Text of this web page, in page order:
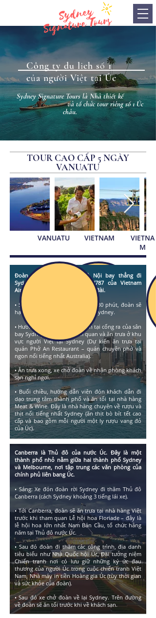
Công ty du lịch số 1
của người Việt tại Úc
TOUR CAO CẤP 5 NGÀY
VANUATU
Sydney Signature Tours là Nhà thiết kế
tổ chức tour riêng số 1 Úc
châu.
VIETNA
M
Đoàn sẽ khởi hành, từ Hà Nội bay thẳng đi
Sydney, trên chuyến bay VN787 của Vietnam
Airlines cất cánh tại sân bay Nội Bài.
• Sau chuyến bay kéo dài 9 giờ 30 phút, đoàn sẽ
hạ cánh xuống sân bay quốc tế Sydney.
• Hướng dẫn viên sẽ đón đoàn tại cổng ra của sân
bay Sydney và chở đi tham quan và ăn trưa ở khu
vực người Việt tại Sydney (Dự kiến ăn trưa tại
quán Phở An Restaurant – quán chuyên phở và
ngon nổi tiếng nhất Australia).
• Ăn trưa xong, xe chở đoàn về nhận phòng khách
sạn nghỉ ngơi.
• Buổi chiều, hướng dẫn viên đón khách dẫn đi
dạo trung tâm thành phố và ăn tối tại nhà hàng
Meat & Wine. Đây lànhà hàng chuyên về rượu và
thịt nổi tiếng nhất Sydney (ăn thịt bò bít tết cao
cấp và bao gồm mỗi người một ly rượu vang đỏ
của Úc).
VIETNAM
VANUATU
Canberra là Thủ đô của nước Úc. Đây là một
thành phố nhỏ nằm giữa hai thành phố Sydney
và Melbourne, nơi tập trung các văn phòng của
chính phủ liên bang Úc.
• Sáng: Xe đón đoàn rời Sydney đi thăm Thủ đô
Canberra (cách Sydney khoảng 3 tiếng lái xe).
• Tới Canberra, đoàn sẽ ăn trưa tại nhà hàng Việt
trước khi tham quan Lễ hội hoa Floriade – đây là
lễ hội hoa lớn nhất Nam Bán Cầu, tổ chức hằng
năm tại Thủ đô nước Úc.
• Sau đó đoàn đi thăm các công trình, địa danh
tiêu biểu như Nhà Quốc hội Úc, Đài tưởng niệm
Chiến tranh nơi có lưu giữ những ký ức đau
thương của người Úc trong cuộc chiến tranh Việt
Nam, Nhà máy in tiền Hoàng gia Úc (tùy thời gian
và sức khỏe của đoàn).
• Sau đó xe chở đoàn về lại Sydney. Trên đường
về đoàn sẽ ăn tối trước khi về khách sạn.